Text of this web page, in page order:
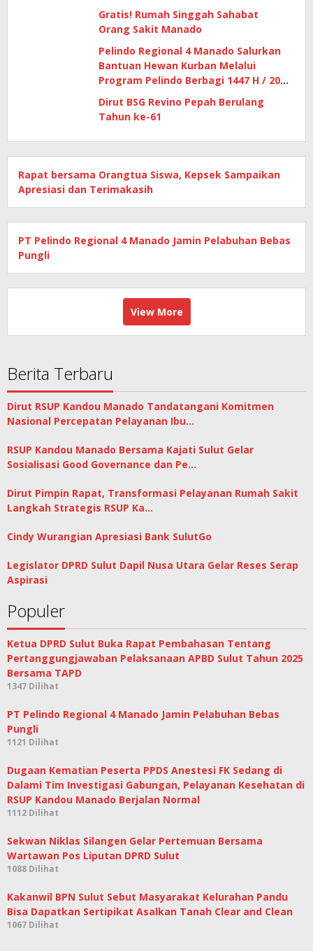
Gratis! Rumah Singgah Sahabat
Orang Sakit Manado
Pelindo Regional 4 Manado Salurkan
Bantuan Hewan Kurban Melalui
Program Pelindo Berbagi 1447 H / 2026
Dirut BSG Revino Pepah Berulang
Tahun ke-61
Rapat bersama Orangtua Siswa, Kepsek Sampaikan
Apresiasi dan Terimakasih
PT Pelindo Regional 4 Manado Jamin Pelabuhan Bebas
Pungli
View More
Berita Terbaru
Dirut RSUP Kandou Manado Tandatangani Komitmen
Nasional Percepatan Pelayanan Ibu…
RSUP Kandou Manado Bersama Kajati Sulut Gelar
Sosialisasi Good Governance dan Pe…
Dirut Pimpin Rapat, Transformasi Pelayanan Rumah Sakit
Langkah Strategis RSUP Ka…
Cindy Wurangian Apresiasi Bank SulutGo
Legislator DPRD Sulut Dapil Nusa Utara Gelar Reses Serap
Aspirasi
Populer
Ketua DPRD Sulut Buka Rapat Pembahasan Tentang
Pertanggungjawaban Pelaksanaan APBD Sulut Tahun 2025
Bersama TAPD
1347 Dilihat
PT Pelindo Regional 4 Manado Jamin Pelabuhan Bebas
Pungli
1121 Dilihat
Dugaan Kematian Peserta PPDS Anestesi FK Sedang di
Dalami Tim Investigasi Gabungan, Pelayanan Kesehatan di
RSUP Kandou Manado Berjalan Normal
1112 Dilihat
Sekwan Niklas Silangen Gelar Pertemuan Bersama
Wartawan Pos Liputan DPRD Sulut
1088 Dilihat
Kakanwil BPN Sulut Sebut Masyarakat Kelurahan Pandu
Bisa Dapatkan Sertipikat Asalkan Tanah Clear and Clean
1067 Dilihat